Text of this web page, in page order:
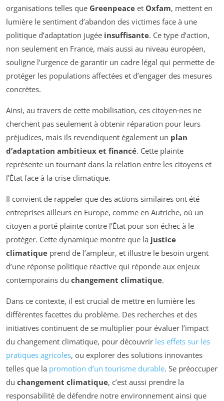
organisations telles que Greenpeace et Oxfam, mettent en
lumière le sentiment d’abandon des victimes face à une
politique d’adaptation jugée insuffisante. Ce type d’action,
non seulement en France, mais aussi au niveau européen,
souligne l’urgence de garantir un cadre légal qui permette de
protéger les populations affectées et d’engager des mesures
concrètes.
Ainsi, au travers de cette mobilisation, ces citoyen·nes ne
cherchent pas seulement à obtenir réparation pour leurs
préjudices, mais ils revendiquent également un plan
d’adaptation ambitieux et financé. Cette plainte
représente un tournant dans la relation entre les citoyens et
l’État face à la crise climatique.
Il convient de rappeler que des actions similaires ont été
entreprises ailleurs en Europe, comme en Autriche, où un
citoyen a porté plainte contre l’État pour son échec à le
protéger. Cette dynamique montre que la justice
climatique prend de l’ampleur, et illustre le besoin urgent
d’une réponse politique réactive qui réponde aux enjeux
contemporains du changement climatique.
Dans ce contexte, il est crucial de mettre en lumière les
différentes facettes du problème. Des recherches et des
initiatives continuent de se multiplier pour évaluer l’impact
du changement climatique, pour découvrir les effets sur les
pratiques agricoles, ou explorer des solutions innovantes
telles que la promotion d’un tourisme durable. Se préoccuper
du changement climatique, c’est aussi prendre la
responsabilité de défendre notre environnement ainsi que